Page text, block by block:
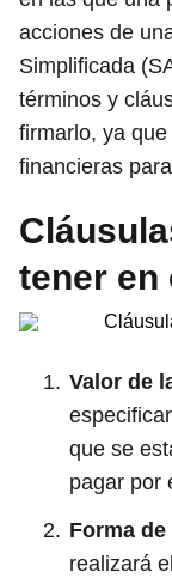
acciones de
Simplificada
términos y
firmarlo, ya
financieras
tener en
Valor de
que se
pagar por
Forma de
realizará